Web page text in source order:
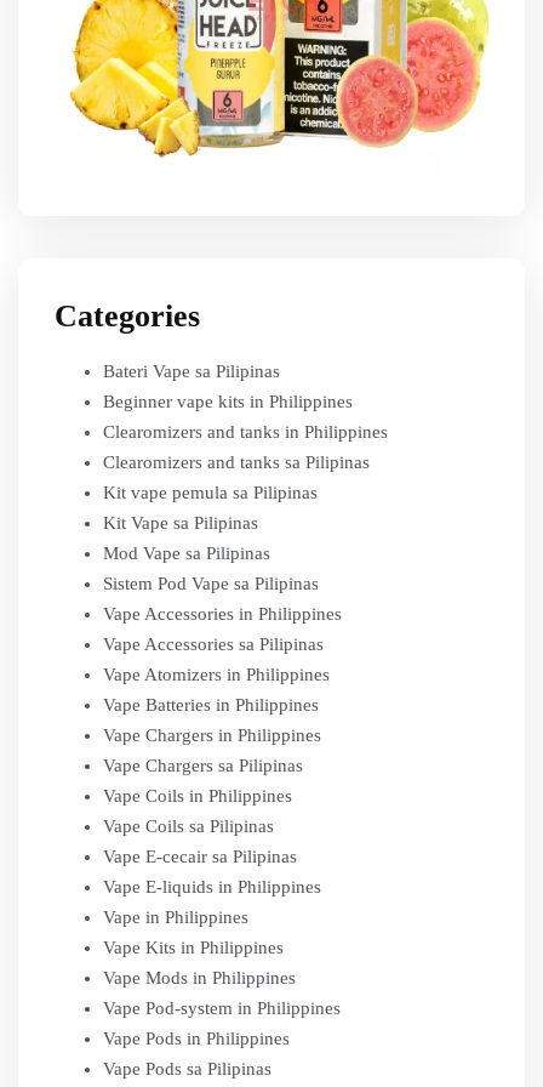
Categories
Bateri Vape sa Pilipinas
Beginner vape kits in Philippines
Clearomizers and tanks in Philippines
Clearomizers and tanks sa Pilipinas
Kit vape pemula sa Pilipinas
Kit Vape sa Pilipinas
Mod Vape sa Pilipinas
Sistem Pod Vape sa Pilipinas
Vape Accessories in Philippines
Vape Accessories sa Pilipinas
Vape Atomizers in Philippines
Vape Batteries in Philippines
Vape Chargers in Philippines
Vape Chargers sa Pilipinas
Vape Coils in Philippines
Vape Coils sa Pilipinas
Vape E-cecair sa Pilipinas
Vape E-liquids in Philippines
Vape in Philippines
Vape Kits in Philippines
Vape Mods in Philippines
Vape Pod-system in Philippines
Vape Pods in Philippines
Vape Pods sa Pilipinas